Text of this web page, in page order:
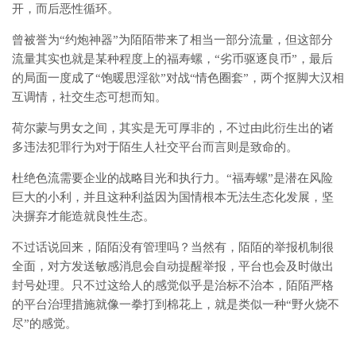
开，而后恶性循环。
曾被誉为“约炮神器”为陌陌带来了相当一部分流量，但这部分
流量其实也就是某种程度上的福寿螺，“劣币驱逐良币”，最后
的局面一度成了“饱暖思淫欲”对战“情色圈套”，两个抠脚大汉相
互调情，社交生态可想而知。
荷尔蒙与男女之间，其实是无可厚非的，不过由此衍生出的诸
多违法犯罪行为对于陌生人社交平台而言则是致命的。
杜绝色流需要企业的战略目光和执行力。“福寿螺”是潜在风险
巨大的小利，并且这种利益因为国情根本无法生态化发展，坚
决摒弃才能造就良性生态。
不过话说回来，陌陌没有管理吗？当然有，陌陌的举报机制很
全面，对方发送敏感消息会自动提醒举报，平台也会及时做出
封号处理。只不过这给人的感觉似乎是治标不治本，陌陌严格
的平台治理措施就像一拳打到棉花上，就是类似一种“野火烧不
尽”的感觉。